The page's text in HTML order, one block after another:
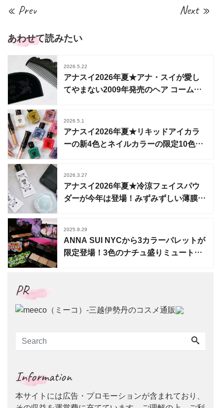
« Prev Next »
あわせて読みたい
2026.5.22
アナスイ2026年夏★アナ・スイが愛し
てやまない2009年発売のヘア コームが
2026.5.1
アナスイ2026年夏★リキッドアイカラ
ーの新4色とネイルカラーの限定10色が
2026.3.27
アナスイ2026年夏★冷涼フェイスパウ
ダーが今年は登場！みずみずしい薄膜
2025.9.29
ANNA SUI NYCから3カラーパレットが
限定登場！3色のナチュ盛りミュートカ
PR
Information
本サイトには広告・プロモーションが含まれており、